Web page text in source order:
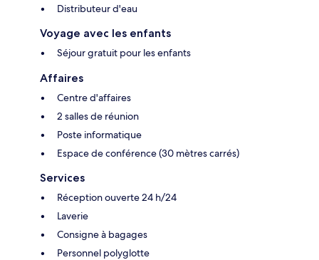
Distributeur d'eau
Voyage avec les enfants
Séjour gratuit pour les enfants
Affaires
Centre d'affaires
2 salles de réunion
Poste informatique
Espace de conférence (30 mètres carrés)
Services
Réception ouverte 24 h/24
Laverie
Consigne à bagages
Personnel polyglotte